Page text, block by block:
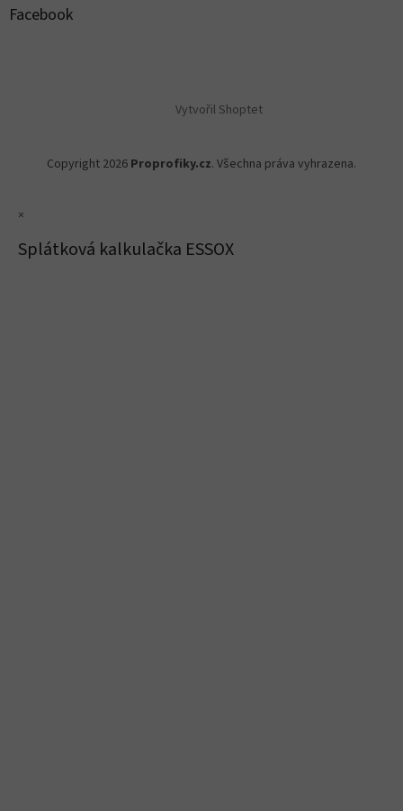
Facebook
Vytvořil Shoptet
Copyright 2026 Proprofiky.cz. Všechna práva vyhrazena.
×
Splátková kalkulačka ESSOX